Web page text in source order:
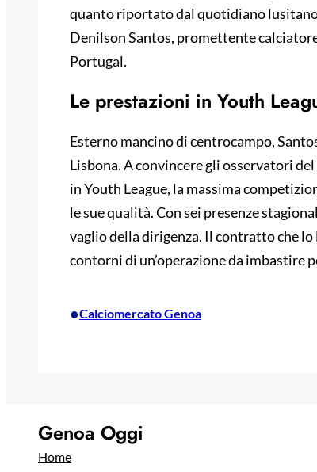
quanto riportato dal quotidiano
Denilson Santos, promettente
Portugal.
Le prestazioni in Youth
Esterno mancino di centrocampo,
Lisbona. A convincere gli osservatori
in Youth League, la massima
le sue qualità. Con sei presenze
vaglio della dirigenza. Il contratto che
contorni di un’operazione da imbastire
•Calciomercato Genoa
Genoa Oggi
Home